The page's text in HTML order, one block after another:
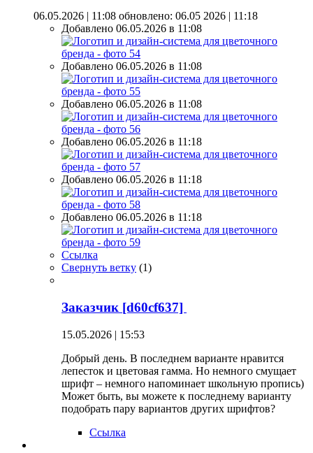
06.05.2026 | 11:08 обновлено: 06.05 2026 | 11:18
Добавлено 06.05.2026 в 11:08
Добавлено 06.05.2026 в 11:08
Добавлено 06.05.2026 в 11:08
Добавлено 06.05.2026 в 11:18
Добавлено 06.05.2026 в 11:18
Добавлено 06.05.2026 в 11:18
Ссылка
Свернуть ветку (1)
Заказчик [d60cf637]
15.05.2026 | 15:53
Добрый день. В последнем варианте нравится
лепесток и цветовая гамма. Но немного смущает
шрифт – немного напоминает школьную пропись)
Может быть, вы можете к последнему варианту
подобрать пару вариантов других шрифтов?
Ссылка